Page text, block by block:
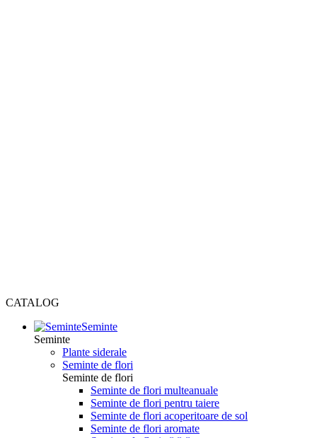
CATALOG
Seminte
Seminte
Plante siderale
Seminte de flori
Seminte de flori
Seminte de flori multeanuale
Seminte de flori pentru taiere
Seminte de flori acoperitoare de sol
Seminte de flori aromate